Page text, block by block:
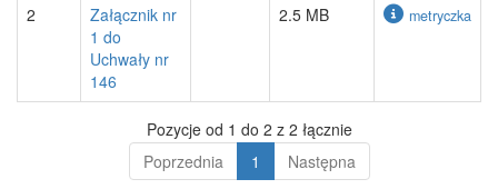
2
Załącznik nr
1 do
Uchwały nr
146
2.5 MB metryczka
Pozycje od 1 do 2 z 2 łącznie
Poprzednia
1 Następna